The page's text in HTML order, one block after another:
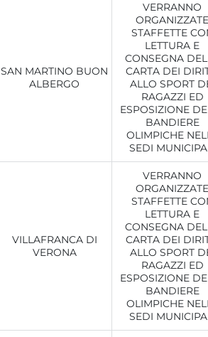
SAN MARTINO BUON
ALBERGO
VERRANNO
ORGANIZZATE
STAFFETTE
LETTURA E
CONSEGNA
CARTA DEI
ALLO SPORT
RAGAZZI ED
ESPOSIZIONE
BANDIERE
OLIMPICHE
SEDI
VILLAFRANCA DI
VERONA
VERRANNO
ORGANIZZATE
STAFFETTE
LETTURA E
CONSEGNA
CARTA DEI
ALLO SPORT
RAGAZZI ED
ESPOSIZIONE
BANDIERE
OLIMPICHE
SEDI